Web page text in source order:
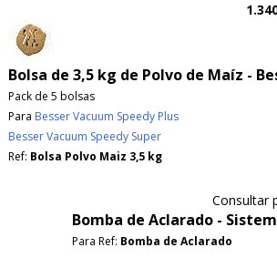
Bolsa de 3,5 kg de Polvo de Maíz -
Pack de 5 bolsas
Para Besser Vacuum Speedy Plus
Besser Vacuum Speedy Super
Ref: Bolsa Polvo Maiz 3,5 kg
Consultar
Bomba de Aclarado -
Para Ref: Bomba de Aclarado